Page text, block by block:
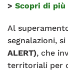
> Scopri di più
Al
segnalazioni,
ALERT), che
territoriali per